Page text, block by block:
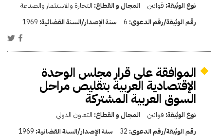
نوع الوثيقة: قوانين المجال و القطاع: التجارة والاستثمار والصناعة
رقم الوثيقة/رقم الدعوى: 6 سنة الإصدار/السنة القضائية: 1969
الموافقة على قرار مجلس الوحدة
الإقتصادية العربية بتقليص مراحل
السوق العربية المشتركة
نوع الوثيقة: قوانين المجال و القطاع: التعاون الدولي
رقم الوثيقة/رقم الدعوى: 32 سنة الإصدار/السنة القضائية: 1969